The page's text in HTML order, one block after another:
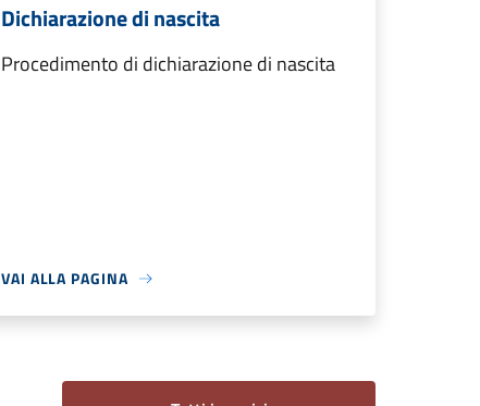
Dichiarazione di nascita
Procedimento di dichiarazione di nascita
VAI ALLA PAGINA